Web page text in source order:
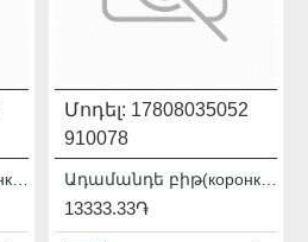
Մոդել: 17808035052
910078
13333.33֏